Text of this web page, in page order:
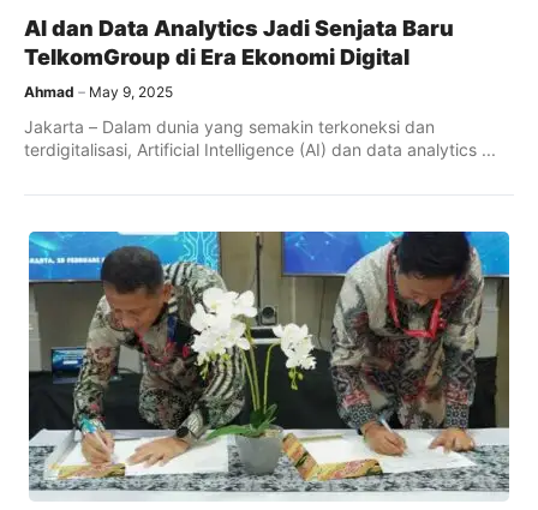
AI dan Data Analytics Jadi Senjata Baru
TelkomGroup di Era Ekonomi Digital
Ahmad May 9, 2025
Jakarta – Dalam dunia yang semakin terkoneksi dan
terdigitalisasi, Artificial Intelligence (AI) dan data analytics ...